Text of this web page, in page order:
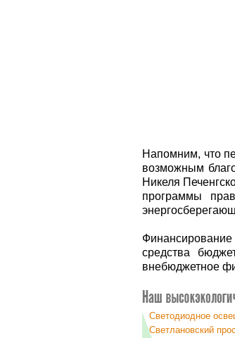
Напомним, что
возможным
Никеля
программы
средства
внебюджетное
Светодиодное
Светлановский